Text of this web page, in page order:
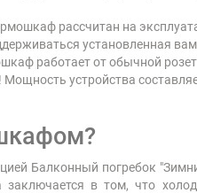
рассчитан на
установленная
работает от обычной
устройства
Балконный погребок
в том, что